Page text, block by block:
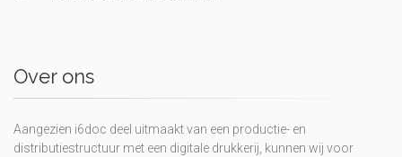
Over ons
Aangezien i6doc deel uitmaakt van een productie- en
distributiestructuur met een digitale drukkerij, kunnen wij voor